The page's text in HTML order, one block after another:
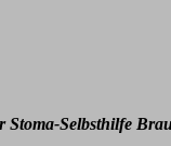
Stoma-Selbsthilfe